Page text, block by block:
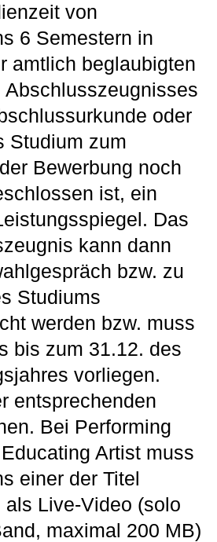
von
6 Semestern in
amtlich beglaubigten
Abschlusszeugnisses
oder
Studium zum
Bewerbung noch
ist, ein
Das
kann dann
bzw. zu
Studiums
werden bzw. muss
bis zum 31.12. des
vorliegen.
entsprechenden
Bei Performing
Artist muss
einer der Titel
Live-Video (solo
maximal 200 MB)